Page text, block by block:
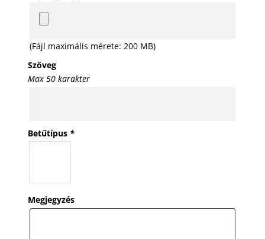
(Fájl maximális mérete: 200 MB)
Szöveg
Max 50 karakter
Betűtípus *
Megjegyzés